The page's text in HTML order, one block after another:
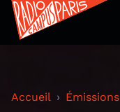
Accueil Émissions